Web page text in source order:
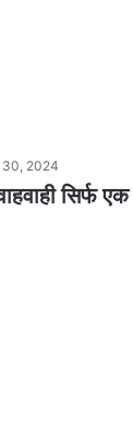
2024
सिर्फ एक